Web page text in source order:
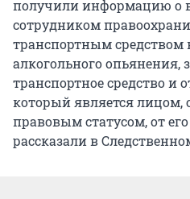
получили информацию о
сотрудником
транспортным средством
алкогольного опьянения,
транспортное средство и
который является
правовым статусом, от
рассказали в